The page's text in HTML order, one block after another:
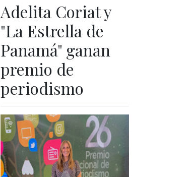
Adelita Coriat y
"La Estrella de
Panamá" ganan
premio de
periodismo